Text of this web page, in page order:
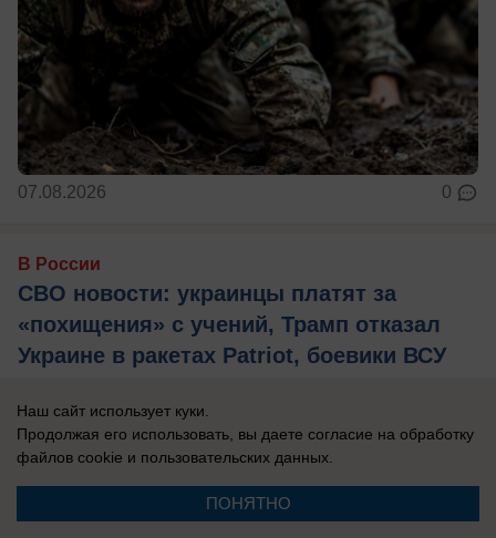
07.08.2026 0
В России
СВО новости: украинцы платят за
«похищения» с учений, Трамп отказал
Украине в ракетах Patriot, боевики ВСУ
Донца
Главные новости СВО на утро 7 августа 2026
года.
Наш сайт использует куки.
Продолжая его использовать, вы даете согласие на обработку
файлов cookie и пользовательских данных.
ПОНЯТНО